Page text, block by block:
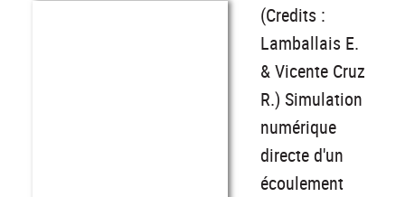
(Credits :
Lamballais E.
& Vicente Cruz
R.) Simulation
numérique
directe d'un
écoulement